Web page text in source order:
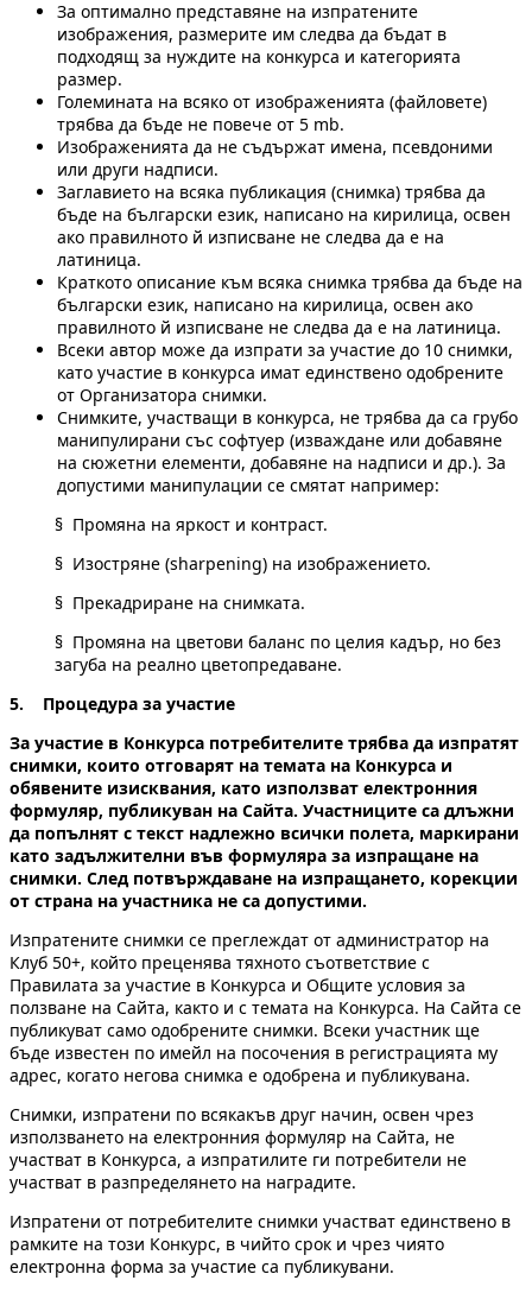
За оптимално представяне на изпратените
изображения, размерите им следва да бъдат в
подходящ за нуждите на конкурса и категорията
размер.
Големината на всяко от изображенията (файловете)
трябва да бъде не повече от 5 mb.
Изображенията да не съдържат имена, псевдоними
или други надписи.
Заглавието на всяка публикация (снимка) трябва да
бъде на български език, написано на кирилица, освен
ако правилното й изписване не следва да е на
латиница.
Краткото описание към всяка снимка трябва да бъде на
български език, написано на кирилица, освен ако
правилното й изписване не следва да е на латиница.
Всеки автор може да изпрати за участие до 10 снимки,
като участие в конкурса имат единствено одобрените
от Организатора снимки.
Снимките, участващи в конкурса, не трябва да са грубо
манипулирани със софтуер (изваждане или добавяне
на сюжетни елементи, добавяне на надписи и др.). За
допустими манипулации се смятат например:
§ Промяна на яркост и контраст.
§ Изостряне (sharpening) на изображението.
§ Прекадриране на снимката.
§ Промяна на цветови баланс по целия кадър, но без
загуба на реално цветопредаване.
5. Процедура за участие
За участие в Конкурса потребителите трябва да изпратят
снимки, които отговарят на темата на Конкурса и
обявените изисквания, като използват електронния
формуляр, публикуван на Сайта. Участниците са длъжни
да попълнят с текст надлежно всички полета, маркирани
като задължителни във формуляра за изпращане на
снимки. След потвърждаване на изпращането, корекции
от страна на участника не са допустими.
Изпратените снимки се преглеждат от администратор на
Клуб 50+, който преценява тяхното съответствие с
Правилата за участие в Конкурса и Общите условия за
ползване на Сайта, както и с темата на Конкурса. На Сайта се
публикуват само одобрените снимки. Всеки участник ще
бъде известен по имейл на посочения в регистрацията му
адрес, когато негова снимка е одобрена и публикувана.
Снимки, изпратени по всякакъв друг начин, освен чрез
използването на електронния формуляр на Сайта, не
участват в Конкурса, а изпратилите ги потребители не
участват в разпределянето на наградите.
Изпратени от потребителите снимки участват единствено в
рамките на този Конкурс, в чийто срок и чрез чиято
електронна форма за участие са публикувани.